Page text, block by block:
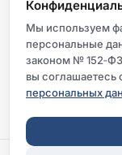
Мы используем
персональные
законом №
вы соглашаетесь
персональных